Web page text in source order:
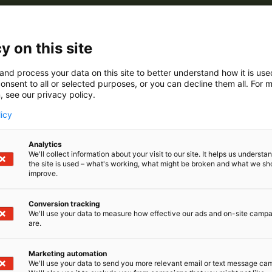
ovat kansainvälisesti tunnustettuja ja palkittuja,
ja muista Suomen luonnosta saaduista
löytää marjojen todellisen potentiaalin viinin
jokaiseen pulloon.
kaksi maahanmuuttajaa, jotka tulivat Suomeen
uskomattomalta, mutta jotkut maailman
suomalaisissa metsissä, emmekä ole ainoita,
viinipalkintomme puhuvat puolestaan: Suomen
on this site
process your data on this site to better understand how it is
to all or selected purposes, or you can decline them all. For
see our privacy policy.
Analytics
We'll collect information about your visit to our site. It helps us
the site is used – what's working, what might be broken and what we
improve.
Conversion tracking
We'll use your data to measure how effective our ads and on-site
are.
Marketing automation
We'll use your data to send you more relevant email or text message